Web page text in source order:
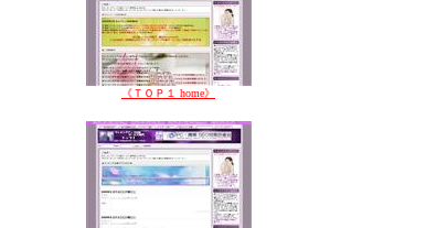
《ＴＯＰ１ home》